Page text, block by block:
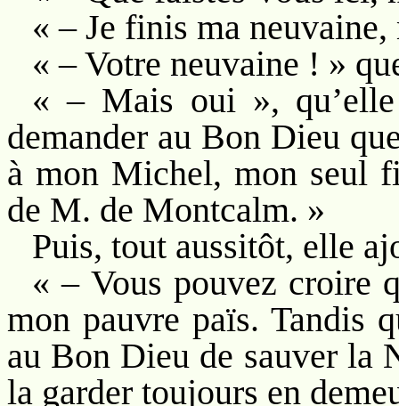
« – Je finis ma neuvaine,
« – Votre neuvaine ! »
« – Mais oui »,
demander au Bon Dieu
à mon Michel, mon seul
de M. de Montcalm. »
Puis, tout aussitôt, elle
« – Vous pouvez croire
mon pauvre païs. Tandis
au Bon Dieu de sauver la
la garder toujours en